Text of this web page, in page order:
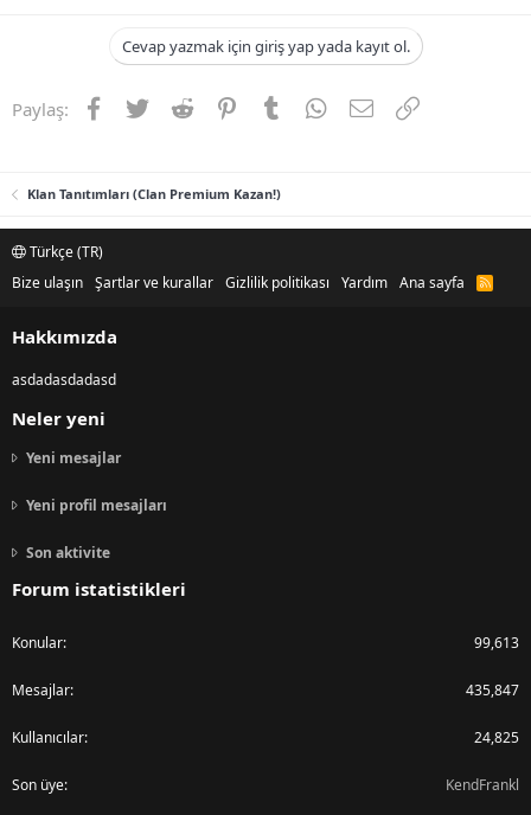
Cevap yazmak için giriş yap yada kayıt ol.
Paylaş: Facebook
TwitterReddit PinterestTumblrWhatsApp
E-postaLink
Klan Tanıtımları (Clan Premium Kazan!)
Türkçe (TR)
Bize ulaşın Şartlar ve kurallar Gizlilik politikası Yardım Ana sayfa
R
S
Hakkımızda
asdadasdadasd
Neler yeni
Yeni mesajlar
Yeni profil mesajları
Son aktivite
Forum istatistikleri
Konular 99,613
Mesajlar 435,847
Kullanıcılar 24,825
Son üye KendFrankl